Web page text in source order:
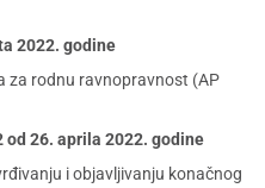
2022. godine
za rodnu ravnopravnost (AP
od 26. aprila 2022. godine
i objavljivanju konačnog